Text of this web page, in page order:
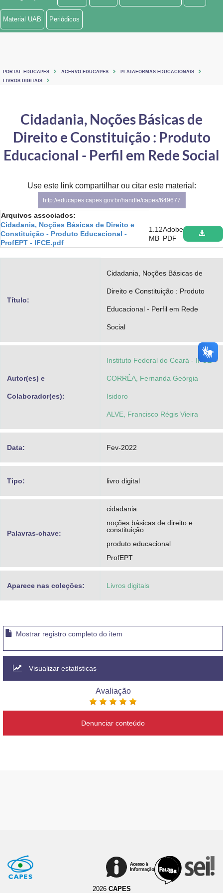
Ministério de Minas e Energia
Ministério do Turismo
Controladoria-Geral da União
Ministério da Mulher, da Família e dos Direitos Humanos
Secretaria de Governo
Gabinete de Segurança Institucional
Advocacia-Geral da União
Material UAB Periódicos
PORTAL EDUCAPES ACERVO EDUCAPES
PLATAFORMAS EDUCACIONAIS
LIVROS DIGITAIS
Cidadania, Noções Básicas de
Direito e Constituição : Produto
Educacional - Perfil em Rede Social
Use este link compartilhar ou citar este material:
http://educapes.capes.gov.br/handle/capes/649677
Arquivos associados:
Cidadania, Noções Básicas de Direito e
Constituição - Produto Educacional -
ProfEPT - IFCE.pdf
1.12
MB
Adobe
PDF
Título:
Cidadania, Noções Básicas de
Direito e Constituição : Produto
Educacional - Perfil em Rede
Social
Autor(es) e
Colaborador(es):
Instituto Federal do Ceará - IFCE
CORRÊA, Fernanda Geórgia
Isidoro
ALVE, Francisco Régis Vieira
Data: Fev-2022
Tipo: livro digital
Palavras-chave:
cidadania
noções básicas de direito e
constituição
produto educacional
ProfEPT
Aparece nas coleções: Livros digitais
Mostrar registro completo do item
Visualizar estatísticas
Avaliação
Denunciar conteúdo
2026 CAPES